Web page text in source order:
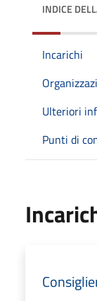
INDICE
Incarichi
Ulteriori
Punti di